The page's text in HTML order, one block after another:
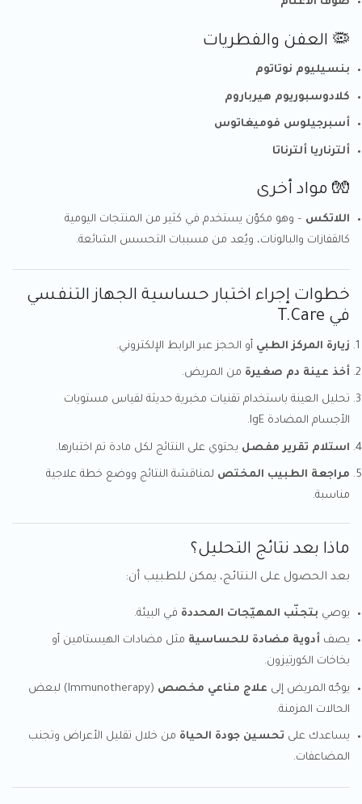
🦠 العفن والفطريات
بنسيليوم نوتاتوم
كلادوسبوريوم هيرباروم
أسبرجيلوس فوميغاتوس
ألترناريا ألترناتا
🧤 مواد أخرى
اللاتكس – وهو مكوّن يستخدم في كثير من المنتجات اليومية
كالقفازات والبالونات، ويُعد من مسببات التحسس الشائعة.
خطوات إجراء اختبار حساسية الجهاز التنفسي
في T.Care
زيارة المركز الطبي أو الحجز عبر الرابط الإلكتروني.
أخذ عينة دم صغيرة من المريض.
تحليل العينة باستخدام تقنيات مخبرية حديثة لقياس مستويات
الأجسام المضادة IgE.
استلام تقرير مفصل يحتوي على النتائج لكل مادة تم اختبارها.
مراجعة الطبيب المختص لمناقشة النتائج ووضع خطة علاجية
مناسبة.
ماذا بعد نتائج التحليل؟
بعد الحصول على النتائج، يمكن للطبيب أن:
يوصي بتجنّب المهيّجات المحددة في البيئة.
يصف أدوية مضادة للحساسية مثل مضادات الهيستامين أو
بخاخات الكورتيزون.
يوجّه المريض إلى علاج مناعي مخصص
(Immunotherapy) لبعض
الحالات المزمنة.
يساعدك على تحسين جودة الحياة من خلال تقليل الأعراض وتجنب
المضاعفات.